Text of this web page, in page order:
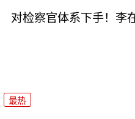
对检察官体系下手！李
最热